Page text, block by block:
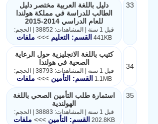
33
دليل باللغة العربية مختصر دليل
الطالب للدراسة في مملكة هولندا
للعام الدراسي 2014-2015
قبل 1 سنة | المشاهدات: 38852 | الحجم:
441KB القسم: التعليم>>> ملفات
34
كتيب باللغة الانجليزية حول الرعاية
الصحية في هولندا
قبل 1 سنة | المشاهدات: 38793 | الحجم:
1.1MB
القسم: التأمين>>> ملفات
35
استمارة طلب التأمين الصحي باللغة
الهولندية
قبل 1 سنة | المشاهدات: 38883 | الحجم:
202.8KB القسم: التأمين>>> ملفات